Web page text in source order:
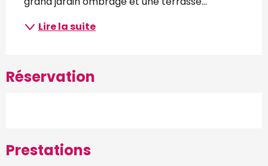
Lire la suite
Réservation
Prestations